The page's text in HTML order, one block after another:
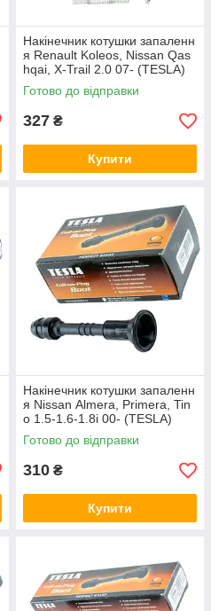
Накінечник котушки запаленн
я Renault Koleos, Nissan Qas
hqai, X-Trail 2.0 07- (TESLA)
Готово до відправки
327 ₴
Купити
Накінечник котушки запаленн
я Nissan Almera, Primera, Tin
o 1.5-1.6-1.8i 00- (TESLA)
Готово до відправки
310 ₴
Купити